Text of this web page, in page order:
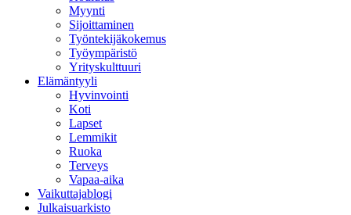
Myynti
Sijoittaminen
Työntekijäkokemus
Työympäristö
Yrityskulttuuri
Elämäntyyli
Hyvinvointi
Koti
Lapset
Lemmikit
Ruoka
Terveys
Vapaa-aika
Vaikuttajablogi
Julkaisuarkisto